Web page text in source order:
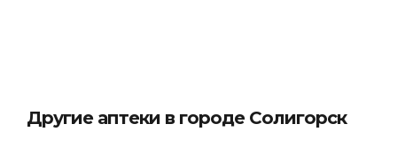
Другие аптеки в городе Солигорск